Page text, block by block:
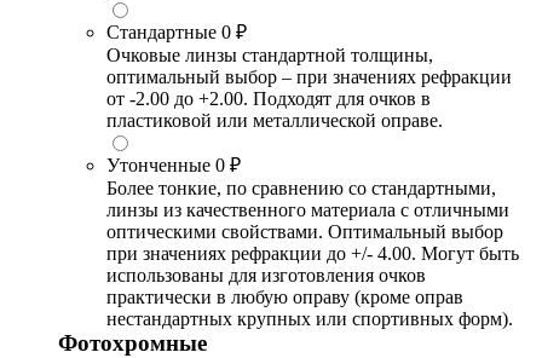
Стандартные 0 ₽
Очковые линзы стандартной толщины,
оптимальный выбор – при значениях рефракции
от -2.00 до +2.00. Подходят для очков в
пластиковой или металлической оправе.
Утонченные 0 ₽
Более тонкие, по сравнению со стандартными,
линзы из качественного материала с отличными
оптическими свойствами. Оптимальный выбор
при значениях рефракции до +/- 4.00. Могут быть
использованы для изготовления очков
практически в любую оправу (кроме оправ
нестандартных крупных или спортивных форм).
Фотохромные